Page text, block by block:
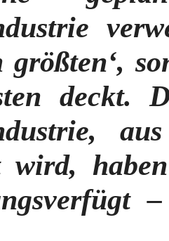
größten‘,
deckt.
wird,